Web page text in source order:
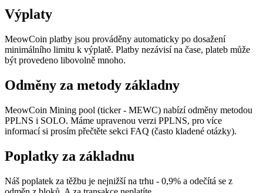
Výplaty
MeowCoin platby jsou prováděny automaticky po dosažení
minimálního limitu k výplatě. Platby nezávisí na čase, plateb může
být provedeno libovolně mnoho.
Odměny za metody základny
MeowCoin Mining pool (ticker - MEWC) nabízí odměny metodou
PPLNS i SOLO. Máme upravenou verzi PPLNS, pro více
informací si prosím přečtěte sekci FAQ (často kladené otázky).
Poplatky za základnu
Náš poplatek za těžbu je nejnižší na trhu - 0,9% a odečítá se z